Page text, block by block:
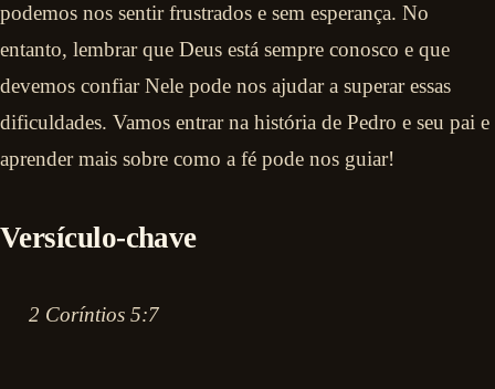
podemos nos sentir frustrados e sem esperança. No
entanto, lembrar que Deus está sempre conosco e que
devemos confiar Nele pode nos ajudar a superar essas
dificuldades. Vamos entrar na história de Pedro e seu pai e
aprender mais sobre como a fé pode nos guiar!
Versículo-chave
2 Coríntios 5:7